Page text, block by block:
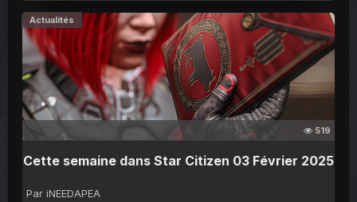
Actualités
519
Cette semaine dans Star Citizen 03 Février 2025
Par iNEEDAPEA